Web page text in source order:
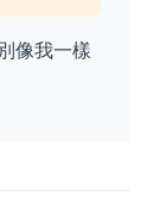
像我一樣